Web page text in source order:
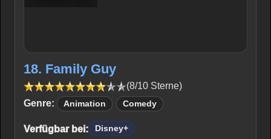
18. Family Guy
(8/10 Sterne)
Genre:
Animation Comedy
Verfügbar bei:
Disney+